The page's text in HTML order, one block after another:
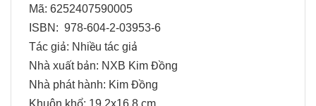
Mã: 6252407590005
ISBN: 978-604-2-03953-6
Tác giả: Nhiều tác giả
Nhà xuất bản: NXB Kim Đồng
Nhà phát hành: Kim Đồng
Khuôn khổ: 19.2x16.8 cm